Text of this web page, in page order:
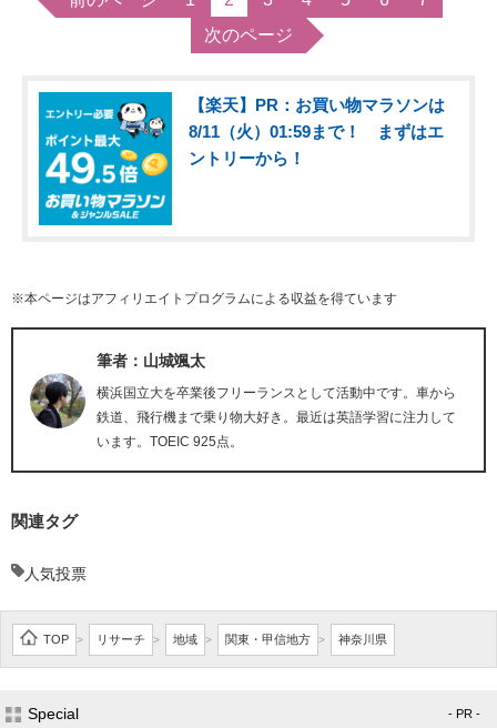
次のページ
【楽天】PR：お買い物マラソンは
8/11（火）01:59まで！ まずはエ
ントリーから！
※本ページはアフィリエイトプログラムによる収益を得ています
筆者：山城颯太
横浜国立大を卒業後フリーランスとして活動中です。車から
鉄道、飛行機まで乗り物大好き。最近は英語学習に注力して
います。TOEIC 925点。
関連タグ
人気投票
TOP > リサーチ > 地域 > 関東・甲信地方 > 神奈川県
Special - PR -